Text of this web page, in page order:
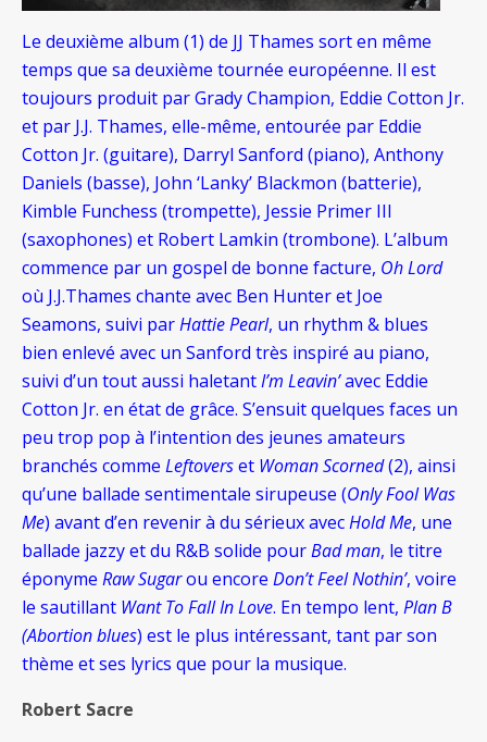
Le deuxième album (1) de JJ Thames sort en même
temps que sa deuxième tournée européenne. Il est
toujours produit par Grady Champion, Eddie Cotton Jr.
et par J.J. Thames, elle-même, entourée par Eddie
Cotton Jr. (guitare), Darryl Sanford (piano), Anthony
Daniels (basse), John ‘Lanky’ Blackmon (batterie),
Kimble Funchess (trompette), Jessie Primer III
(saxophones) et Robert Lamkin (trombone). L’album
commence par un gospel de bonne facture, Oh Lord
où J.J.Thames chante avec Ben Hunter et Joe
Seamons, suivi parHattie Pearl, un rhythm & blues
bien enlevé avec un Sanford très inspiré au piano,
suivi d’un tout aussi haletantI’m Leavin’avec Eddie
Cotton Jr. en état de grâce. S’ensuit quelques faces un
peu trop pop à l’intention des jeunes amateurs
branchés comme Leftoverset Woman Scorned(2), ainsi
qu’une ballade sentimentale sirupeuse (Only Fool Was
Me) avant d’en revenir à du sérieux avecHold Me, une
ballade jazzy et du R&B solide pourBad man, le titre
éponyme Raw Sugarou encore Don’t Feel Nothin’, voire
le sautillant Want To Fall In Love. En tempo lent, Plan B
(Abortion blues) est le plus intéressant, tant par son
thème et ses lyrics que pour la musique.
Robert Sacre